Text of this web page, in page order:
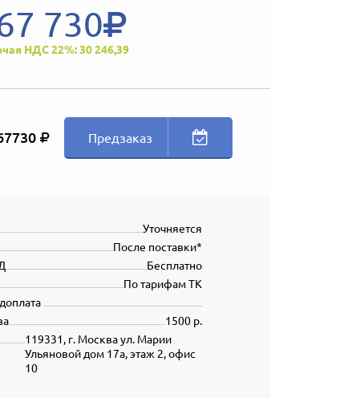
730
НДС 22%: 30 246,39
Предзаказ
Уточняется
После поставки*
Бесплатно
По тарифам ТК
1500 р.
119331, г. Москва ул. Марии
Ульяновой дом 17а, этаж 2, офис
10